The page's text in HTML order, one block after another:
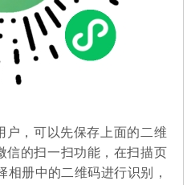
户，可以先保存上面的二维
信的扫一扫功能，在扫描页
相册中的二维码进行识别，